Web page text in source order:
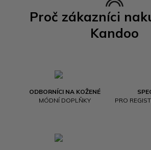
Proč zákazníci
Kandoo
ODBORNÍCI NA KOŽENÉ
MÓDNÍ DOPLŇKY
PRO